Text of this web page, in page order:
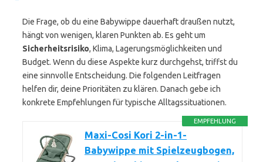
Die Frage, ob du eine Babywippe dauerhaft draußen nutzt,
hängt von wenigen, klaren Punkten ab. Es geht um
Sicherheitsrisiko, Klima, Lagerungsmöglichkeiten und
Budget. Wenn du diese Aspekte kurz durchgehst, triffst du
eine sinnvolle Entscheidung. Die folgenden Leitfragen
helfen dir, deine Prioritäten zu klären. Danach gebe ich
konkrete Empfehlungen für typische Alltagssituationen.
EMPFEHLUNG
Maxi-Cosi Kori 2-in-1-
Babywippe mit Spielzeugbogen,